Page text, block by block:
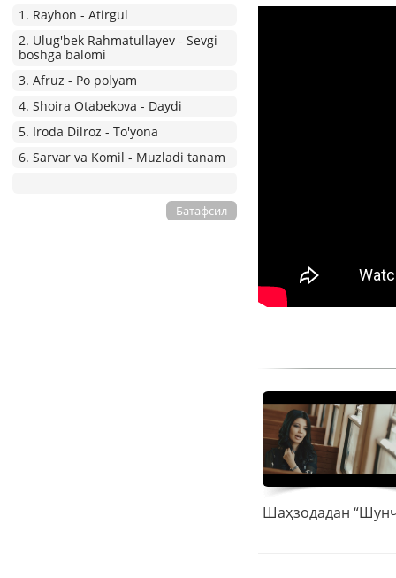
1. Rayhon - Atirgul
2. Ulug'bek Rahmatullayev - Sevgi
boshga balomi
3. Afruz - Po polyam
4. Shoira Otabekova - Daydi
5. Iroda Dilroz - To'yona
6. Sarvar va Komil - Muzladi tanam
Батафсил